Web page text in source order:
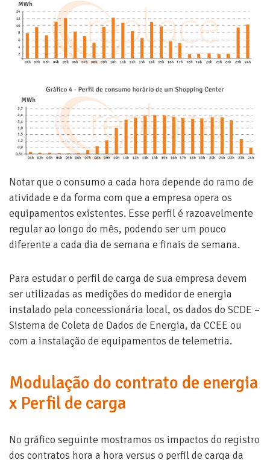
Notar que o consumo a cada hora depende do ramo de
atividade e da forma com que a empresa opera os
equipamentos existentes. Esse perfil é razoavelmente
regular ao longo do mês, podendo ser um pouco
diferente a cada dia de semana e finais de semana.
Para estudar o perfil de carga de sua empresa devem
ser utilizadas as medições do medidor de energia
instalado pela concessionária local, os dados do SCDE –
Sistema de Coleta de Dados de Energia, da CCEE ou
com a instalação de equipamentos de telemetria.
Modulação do contrato de energia
x Perfil de carga
No gráfico seguinte mostramos os impactos do registro
dos contratos hora a hora versus o perfil de carga da